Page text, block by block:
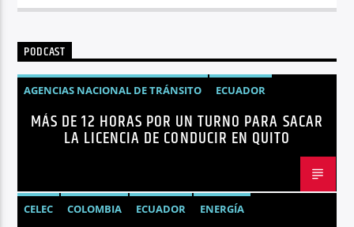
PODCAST
AGENCIAS NACIONAL DE TRÁNSITO
ECUADOR
LICENCIAS
NOTICIAS
MÁS DE 12 HORAS POR UN TURNO PARA SACAR
LA LICENCIA DE CONDUCIR EN QUITO
CELEC COLOMBIA ECUADOR
ENERGÍA